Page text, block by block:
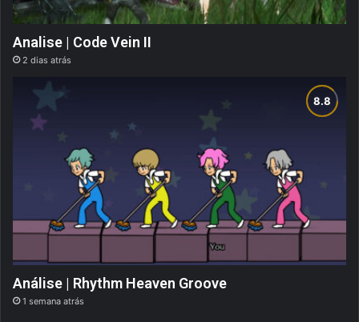
Analise | Code Vein II
2 dias atrás
Análise | Rhythm Heaven Groove
1 semana atrás